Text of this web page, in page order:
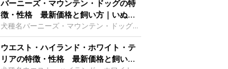
リとくるくる動く大きな瞳と、黒々とした
鼻、短めのマズルが豊かな表情をつくって
います。※参考／『日本と世界の犬のカタ
ログ』（
いたこともあって、人と友好的な関係を築
ける犬種です。日本スピッツの大型版のよ
うだからか、日本でも親しみを持たれやす
く、とくに独特の笑顔が特徴で、「サモエ
ド・スマイル」で飼い主さんを癒してくれ
る優しい犬です。※参考／『日本と世界の
小型犬グループ視覚ハウンド イタリア
ン・グレーハウンドの魅力ルネッサンス期
の王侯貴族に愛されただけあって、気品あ
ふれる優雅なスタイルが魅力です。おっと
りしていて気立てのよさも愛される理由の
ひとつでしょう。骨が細いので、骨折には
バーニーズ・マウンテン・ドッグの特
徴・性格 最新価格と飼い方｜いぬの
きもち 犬図鑑
犬種名バーニーズ・マウンテン・ドッグ英
語名Bernese Mountain Dog原産国スイス
サイズ大型犬グループ使役犬 バーニー
ズ・マウンテン・ドッグの魅力温和で飼い
ウエスト・ハイランド・ホワイト・テ
リアの特徴・性格 最新価格と飼い方